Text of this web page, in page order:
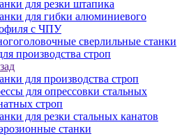
для резки штапика
для гибки алюминиевого
с ЧПУ
сверлильные станки
производства строп
для производства строп
для опрессовки стальных
строп
для резки стальных канатов
станки